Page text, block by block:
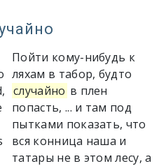
Пойти кому-нибудь к
ляхам в табор, будто
случайно в плен
попасть, ... и там под
пытками показать, что
вся конница наша и
татары не в этом лесу, а